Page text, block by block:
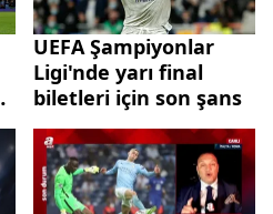
UEFA Şampiyonlar
Ligi'nde yarı final
biletleri için son şans